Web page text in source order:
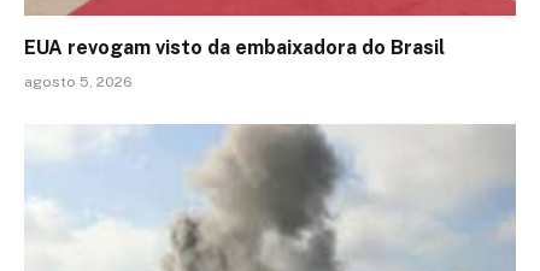
EUA revogam visto da embaixadora do Brasil
agosto 5, 2026